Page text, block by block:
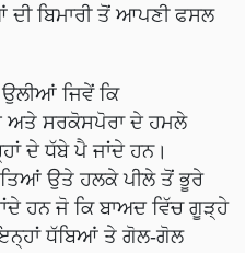
ਬਿਮਾਰੀ ਤੋਂ ਆਪਣੀ ਫਸਲ
ਜਿਵੇਂ ਕਿ
ਸਰਕੋਸਪੋਰਾ ਦੇ ਹਮਲੇ
ਦੇ ਧੱਬੇ ਪੈ ਜਾਂਦੇ ਹਨ।
ਉਤੇ ਹਲਕੇ ਪੀਲੇ ਤੋਂ ਭੂਰੇ
ਹਨ ਜੋ ਕਿ ਬਾਅਦ ਵਿੱਚ ਗੂੜ੍ਹੇ
ਧੱਬਿਆਂ ਤੇ ਗੋਲ-ਗੋਲ